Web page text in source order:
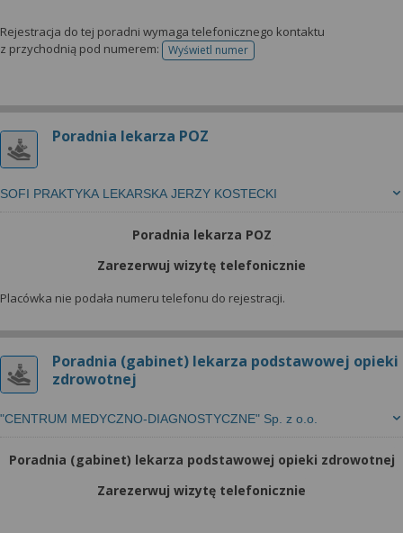
Rejestracja do tej poradni wymaga telefonicznego kontaktu
z przychodnią pod numerem:
Wyświetl numertelefonu do rejestracji
Poradnia lekarza POZ
SOFI PRAKTYKA LEKARSKA JERZY KOSTECKI
Poradnia lekarza POZ
Zarezerwuj wizytę telefonicznie
Placówka nie podała numeru telefonu do rejestracji.
Poradnia (gabinet) lekarza podstawowej opieki
zdrowotnej
"CENTRUM MEDYCZNO-DIAGNOSTYCZNE" Sp. z o.o.
Poradnia (gabinet) lekarza podstawowej opieki zdrowotnej
Zarezerwuj wizytę telefonicznie